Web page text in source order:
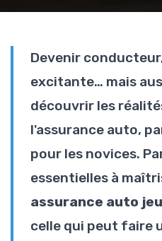
Devenir
excitante… mais
découvrir les
l'assurance auto,
pour les novices.
essentielles à
assurance auto
celle qui peut faire